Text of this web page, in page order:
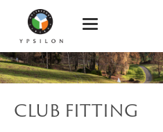
CLUB FITTING